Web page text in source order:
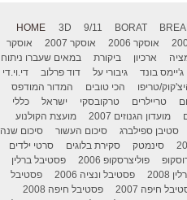
HOME 3D 9/11 BORAT
אוסקר 2006 אוסקר 2007
אוסקר
ארכיון ביקורת
במאים שעברו ניתוח
ג'יימס בונד גיבורי על דוד פרלוב
די.וי.די
טריפו הכי טובים
המדור המודפס
טריילרים טרקובסקי ישראל
כללי
מועדון הגנוזים 2007
מועצת הקולנוע
סטיבן ספילברג סיכום העשור
סיכום שנה
סינמטק סקירת בלוגים
סרטי ילדים
פוליצרסקופ 2006
פסטיבל ברלין
פסטיבל ונציה 2006
פסטיבל
חיפה 2007
פסטיבל חיפה 2008